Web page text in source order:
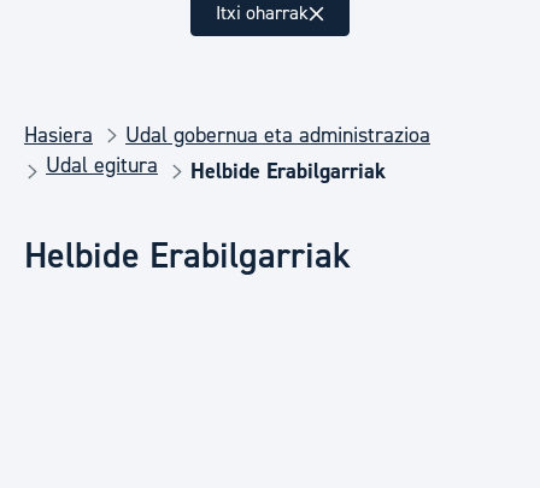
Itxi oharrak
Hasiera
Udal gobernua eta administrazioa
Udal egitura
Helbide Erabilgarriak
Helbide Erabilgarriak